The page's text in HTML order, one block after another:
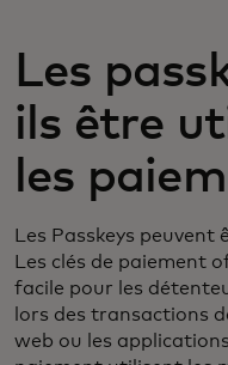
Les
ils être
les
Les Passkeys
Les clés de paiement
facile pour les
lors des transactions
web ou les